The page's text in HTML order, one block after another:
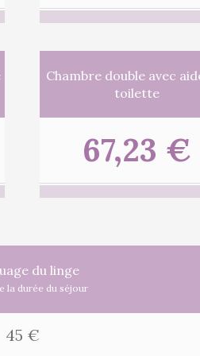
Chambre double avec
toilette
67,23 €
du linge
la durée du séjour
45 €